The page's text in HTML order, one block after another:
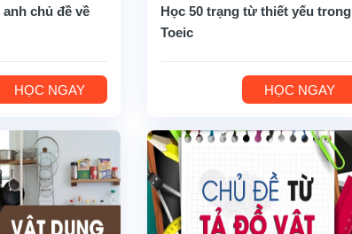
chủ đề về
HỌC NGAY
Học 50 trạng từ thiết yếu trong
Toeic
HỌC NGAY